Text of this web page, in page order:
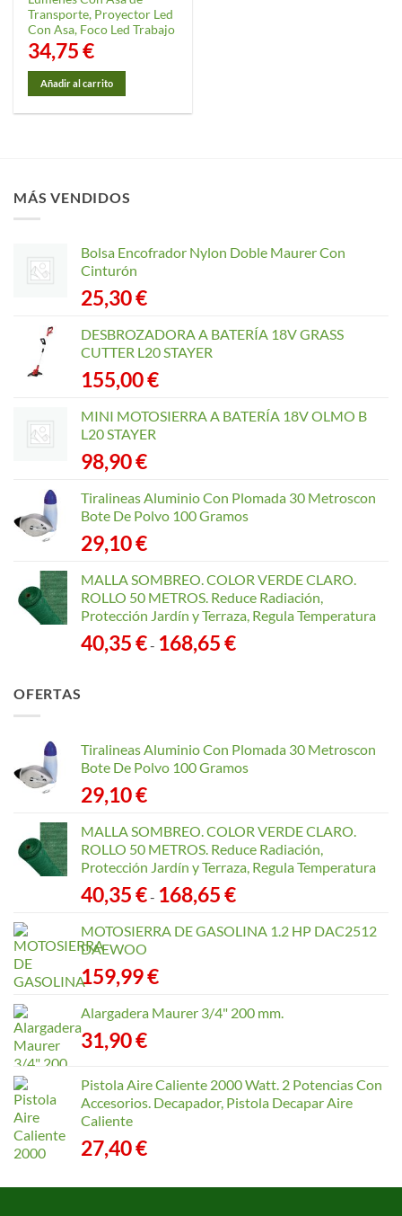
Transporte, Proyector Led
Con Asa, Foco Led Trabajo
34,75€
Añadir al carrito
MÁS VENDIDOS
Bolsa Encofrador Nylon Doble Maurer Con
Cinturón
25,30€
DESBROZADORA A BATERÍA 18V GRASS
CUTTER L20 STAYER
155,00€
MINI MOTOSIERRA A BATERÍA 18V OLMO B
L20 STAYER
98,90€
Tiralineas Aluminio Con Plomada 30 Metroscon
Bote De Polvo 100 Gramos
29,10€
MALLA SOMBREO. COLOR VERDE CLARO.
ROLLO 50 METROS. Reduce Radiación,
Protección Jardín y Terraza, Regula Temperatura
40,35€- 168,65€Rango
168,65 €
OFERTAS
Tiralineas Aluminio Con Plomada 30 Metroscon
Bote De Polvo 100 Gramos
29,10€
MALLA SOMBREO. COLOR VERDE CLARO.
ROLLO 50 METROS. Reduce Radiación,
Protección Jardín y Terraza, Regula Temperatura
40,35€- 168,65€Rango
precios:
MOTOSIERRA DE GASOLINA 1.2 HP DAC2512
DAEWOO
159,99€
Alargadera Maurer 3/4" 200 mm.
31,90€
Pistola Aire Caliente 2000 Watt. 2 Potencias Con
Accesorios. Decapador, Pistola Decapar Aire
Caliente
27,40€